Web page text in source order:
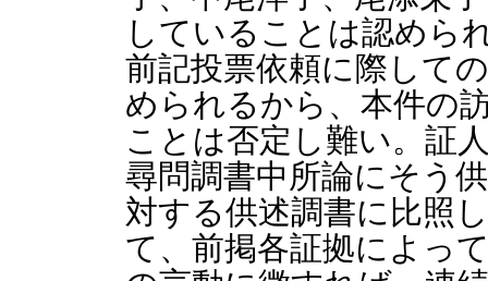
していることは認めら
前記投票依頼に際して
められるから、本件の
ことは否定し難い。証
尋問調書中所論にそう
対する供述調書に比照
て、前掲各証拠によっ